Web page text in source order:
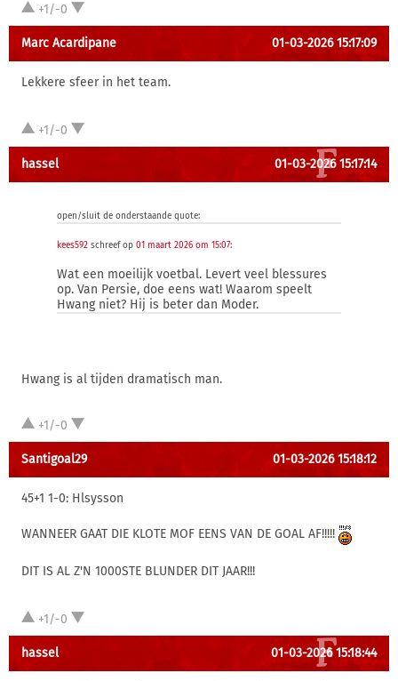
+1/-0
Marc Acardipane 01-03-2026 15:17:09
Lekkere sfeer in het team.
+1/-0
hassel 01-03-2026 15:17:14
open/sluit de onderstaande quote:
kees592 schreef op 01 maart 2026 om 15:07:
Wat een moeilijk voetbal. Levert veel blessures
op. Van Persie, doe eens wat! Waarom speelt
Hwang niet? Hij is beter dan Moder.
Hwang is al tijden dramatisch man.
+1/-0
Santigoal29 01-03-2026 15:18:12
45+1 1-0: Hlsysson
WANNEER GAAT DIE KLOTE MOF EENS VAN DE GOAL AF!!!!!
DIT IS AL Z'N 1000STE BLUNDER DIT JAAR!!!
+1/-0
hassel 01-03-2026 15:18:44